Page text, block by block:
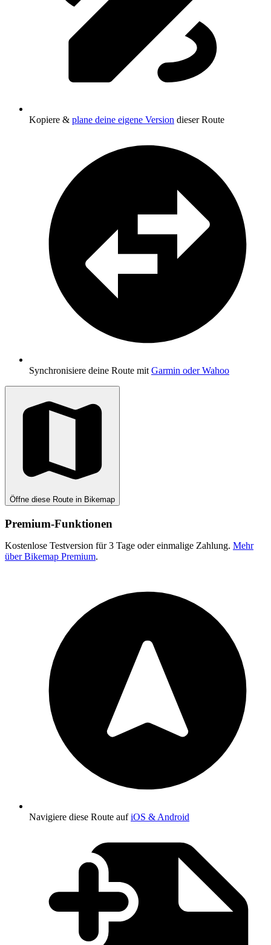
Kopiere & plane deine eigene Version dieser Route
Synchronisiere deine Route mit Garmin oder Wahoo
Öffne diese Route in Bikemap
Premium-Funktionen
Kostenlose Testversion für 3 Tage oder einmalige Zahlung. Mehr
über Bikemap Premium.
Navigiere diese Route aufiOS & Android